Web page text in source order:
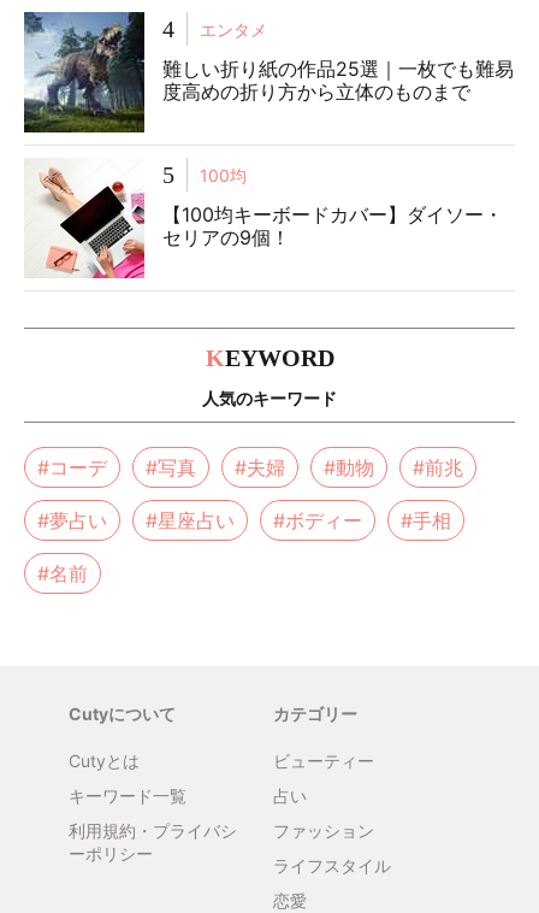
4 エンタメ
難しい折り紙の作品25選｜一枚でも難易
度高めの折り方から立体のものまで
5 100均
【100均キーボードカバー】ダイソー・
セリアの9個！
KEYWORD
人気のキーワード
#コーデ #写真 #夫婦 #動物 #前兆
#夢占い #星座占い #ボディー #手相
#名前
Cutyについて
Cutyとは
キーワード一覧
利用規約・プライバシ
ーポリシー
カテゴリー
ビューティー
占い
ファッション
ライフスタイル
恋愛